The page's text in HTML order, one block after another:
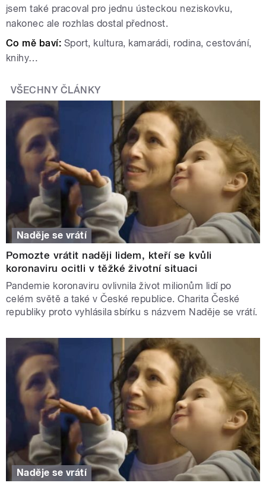
jsem také pracoval pro jednu ústeckou neziskovku,
nakonec ale rozhlas dostal přednost.
Co mě baví: Sport, kultura, kamarádi, rodina, cestování,
knihy…
VŠECHNY ČLÁNKY
Naděje se vrátí
Pomozte vrátit naději lidem, kteří se kvůli
koronaviru ocitli v těžké životní situaci
Pandemie koronaviru ovlivnila život milionům lidí po
celém světě a také v České republice. Charita České
republiky proto vyhlásila sbírku s názvem Naděje se vrátí.
Naděje se vrátí